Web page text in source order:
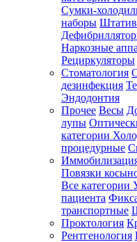
Сумки-
наборы
Наркозные
Рециркуляторы
Стоматология
дезинфекция
Эндодонтия
Прочее Весы
лупы
категории
процедурные
Повязки
Все категории
пациента
транспортные
Проктология
Рентгенология